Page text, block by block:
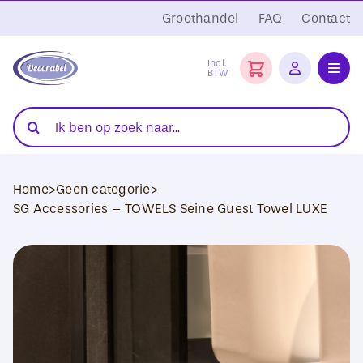
naar
inhoud
Groothandel FAQ Contact
Incl.
BTW
Folies
Transferpersen
Zoeken
naar:
Home>Geen categorie>
SG Accessories – TOWELS Seine Guest Towel LUXE